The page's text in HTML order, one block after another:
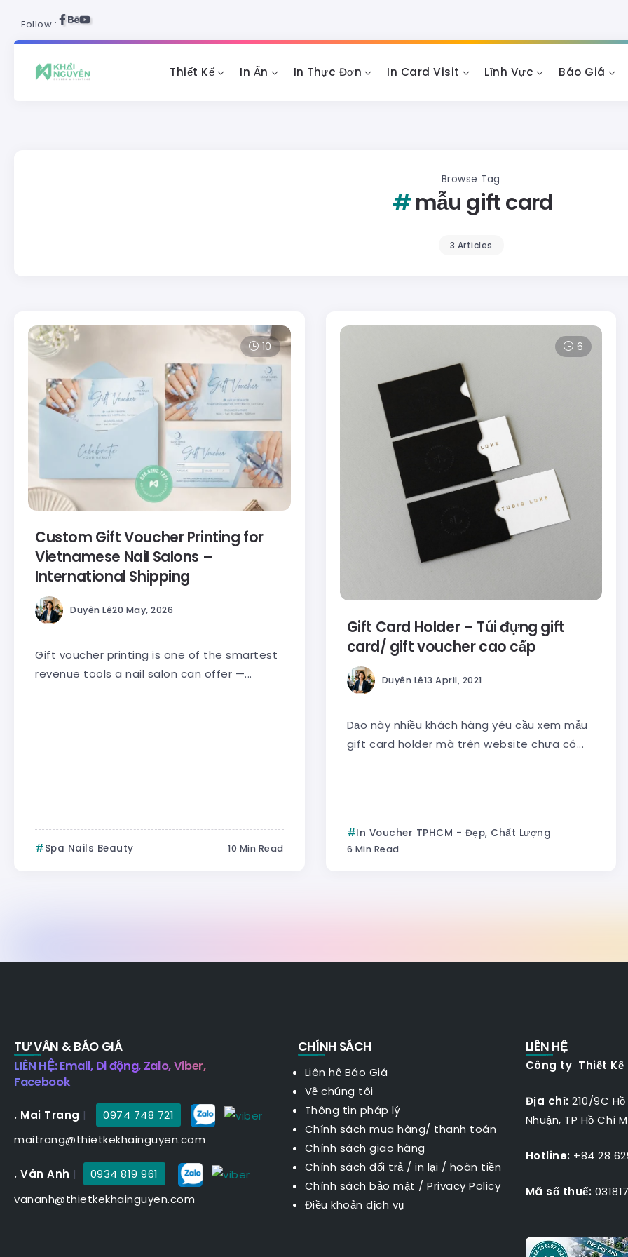
Follow :
Thiết Kế In Ấn In Thực Đơn In Card Visit Lĩnh Vực Báo Giá
Browse Tag
mẫu gift card
3 Articles
10
Custom Gift Voucher Printing for
Vietnamese Nail Salons –
International Shipping
Duyên Lê20 May, 2026
Gift voucher printing is one of the smartest
revenue tools a nail salon can offer —...
Spa Nails Beauty 10 Min Read
6
Gift Card Holder – Túi đựng gift
card/ gift voucher cao cấp
Duyên Lê13 April, 2021
Dạo này nhiều khách hàng yêu cầu xem mẫu
gift card holder mà trên website chưa có...
In Voucher TPHCM - Đẹp, Chất Lượng
6 Min Read
TƯ VẤN & BÁO GIÁ
LIÊN HỆ: Email, Di động, Zalo, Viber,
Facebook
. Mai Trang |
0974 748 721
maitrang@thietkekhainguyen.com
. Vân Anh |
0934 819 961
vananh@thietkekhainguyen.com
CHÍNH SÁCH
Liên hệ Báo Giá
Về chúng tôi
Thông tin pháp lý
Chính sách mua hàng/ thanh toán
Chính sách giao hàng
Chính sách đổi trả / in lại / hoàn tiền
Chính sách bảo mật /Privacy Policy
Điều khoản dịch vụ
LIÊN HỆ
Công ty Thiết Kế
Địa chỉ: 210/9C
Nhuận, TP Hồ Chí
Hotline: +84 28
Mã số thuế: